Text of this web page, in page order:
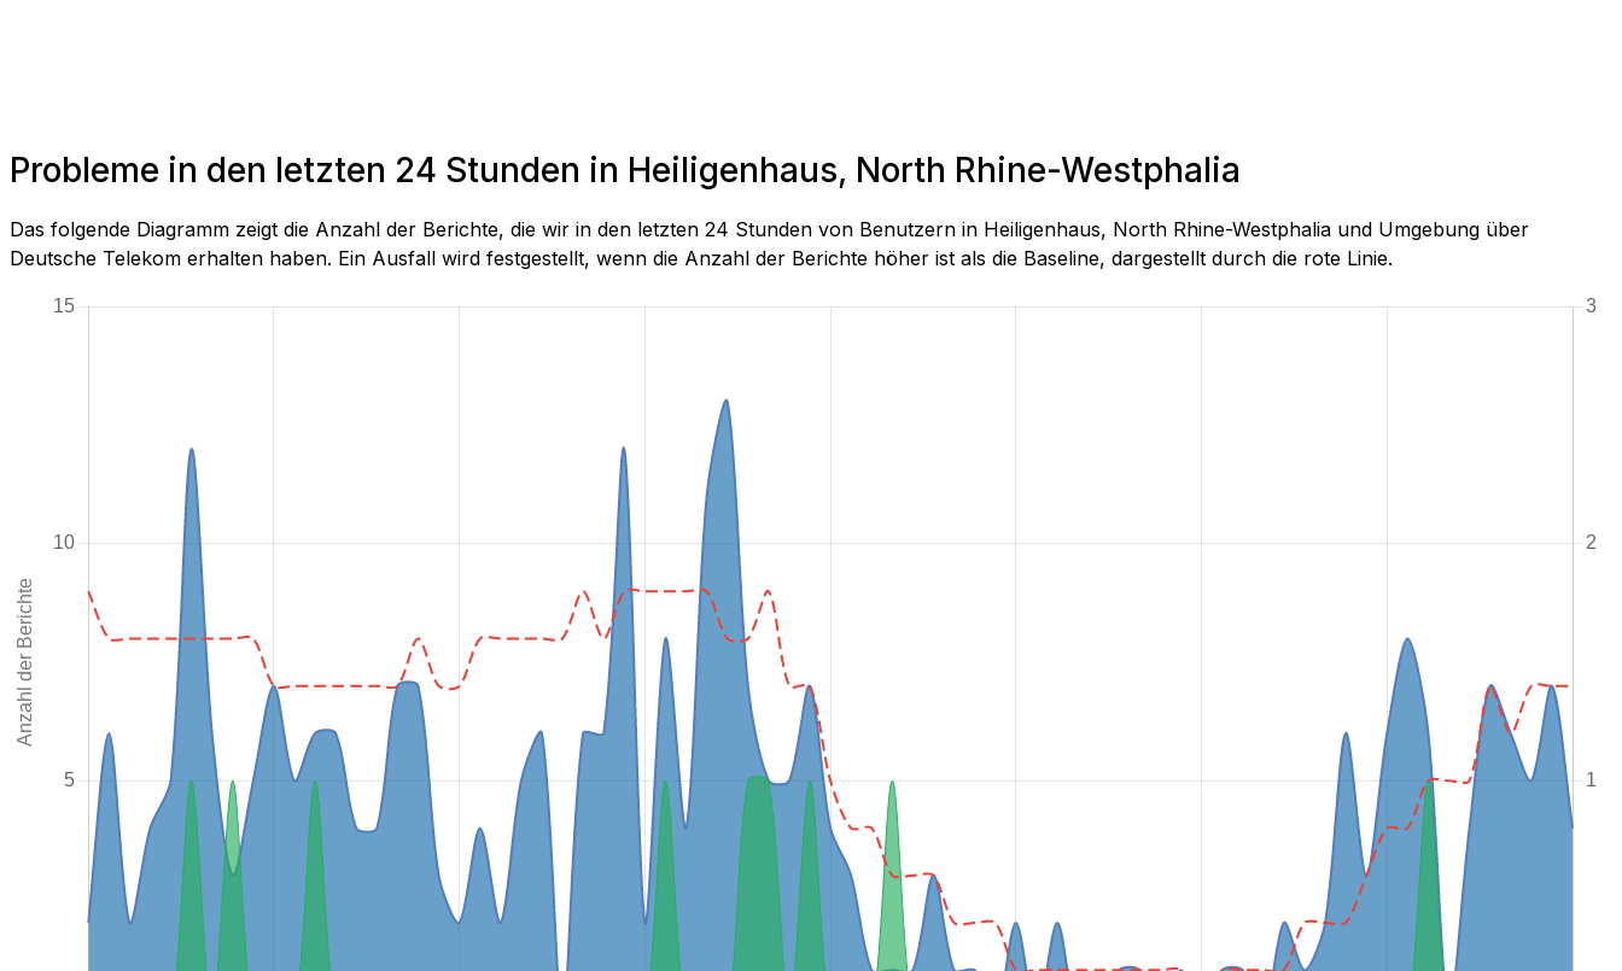
Probleme in den letzten 24 Stunden in Heiligenhaus, North Rhine-Westphalia
Das folgende Diagramm zeigt die Anzahl der Berichte, die wir in den letzten 24 Stunden von Benutzern in Heiligenhaus, North Rhine-Westphalia und Umgebung über
Deutsche Telekom erhalten haben. Ein Ausfall wird festgestellt, wenn die Anzahl der Berichte höher ist als die Baseline, dargestellt durch die rote Linie.